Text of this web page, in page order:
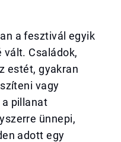
a fesztivál egyik
vált. Családok,
estét, gyakran
vagy
pillanat
ünnepi,
adott egy